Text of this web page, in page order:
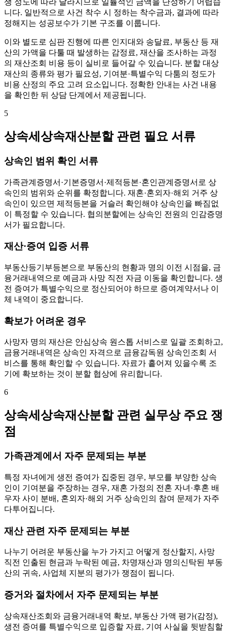
쟁 정도에 따라 달라지므로 일률적인 금액을 단정하기 어렵습
니다. 일반적으로 사건 착수 시 정하는 착수금과, 결과에 따라
정해지는 성공보수가 기본 구조를 이룹니다.
이와 별도로 심판 진행에 따른 인지대와 송달료, 부동산 등 재
산의 가액을 다툴 때 발생하는 감정료, 재산을 조사하는 과정
의 재산조회 비용 등이 실비로 들어갈 수 있습니다. 분할 대상
재산의 종류와 평가 필요성, 기여분·특별수익 다툼의 정도가
비용 산정의 주요 고려 요소입니다. 정확한 안내는 사건 내용
을 확인한 뒤 상담 단계에서 제공됩니다.
5
상속세상속재산분할 관련 필요 서류
상속인 범위 확인 서류
가족관계증명서·기본증명서·제적등본·혼인관계증명서로 상
속인의 범위와 순위를 확정합니다. 재혼·혼외자·해외 거주 상
속인이 있으면 제적등본을 거슬러 확인해야 상속인을 빠짐없
이 특정할 수 있습니다. 협의분할에는 상속인 전원의 인감증명
서가 필요합니다.
재산·증여 입증 서류
부동산등기부등본으로 부동산의 현황과 명의 이전 시점을, 금
융거래내역으로 예금과 사망 직전 자금 이동을 확인합니다. 생
전 증여가 특별수익으로 정산되어야 하므로 증여계약서나 이
체 내역이 중요합니다.
확보가 어려운 경우
사망자 명의 재산은 안심상속 원스톱 서비스로 일괄 조회하고,
금융거래내역은 상속인 자격으로 금융감독원 상속인조회 서
비스를 통해 확인할 수 있습니다. 자료가 흩어져 있을수록 조
기에 확보하는 것이 분할 협상에 유리합니다.
6
상속세상속재산분할 관련 실무상 주요 쟁
점
가족관계에서 자주 문제되는 부분
특정 자녀에게 생전 증여가 집중된 경우, 부모를 부양한 상속
인이 기여분을 주장하는 경우, 재혼 가정의 전혼 자녀·후혼 배
우자 사이 분배, 혼외자·해외 거주 상속인의 참여 문제가 자주
다투어집니다.
재산 관련 자주 문제되는 부분
나누기 어려운 부동산을 누가 가지고 어떻게 정산할지, 사망
직전 인출된 현금과 누락된 예금, 차명재산과 명의신탁된 부동
산의 귀속, 사업체 지분의 평가가 쟁점이 됩니다.
증거와 절차에서 자주 문제되는 부분
상속재산조회와 금융거래내역 확보, 부동산 가액 평가(감정),
생전 증여를 특별수익으로 입증할 자료, 기여 사실을 뒷받침할